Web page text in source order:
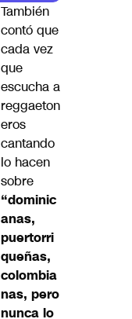
También
contó que
cada vez
que
escucha a
reggaeton
eros
cantando
lo hacen
sobre
“dominic
anas,
puertorri
queñas,
colombia
nas, pero
nunca lo